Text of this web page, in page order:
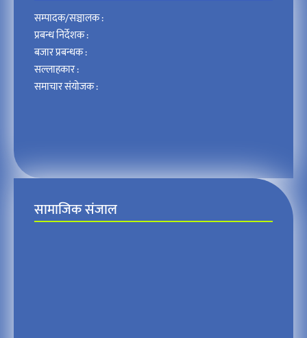
सम्पादक/सञ्चालक :
प्रबन्ध निर्देशक :
बजार प्रबन्धक :
सल्लाहकार :
समाचार संयोजक :
सामाजिक संजाल